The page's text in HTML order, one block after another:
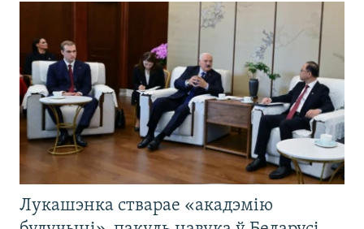
Лукашэнка стварае «акадэмію